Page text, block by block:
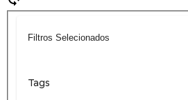
Filtros Selecionados
Tags